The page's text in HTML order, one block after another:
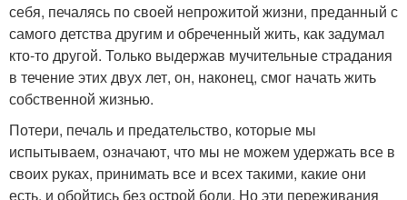
себя, печалясь по своей непрожитой жизни, преданный с
самого детства другим и обреченный жить, как задумал
кто-то другой. Только выдержав мучительные страдания
в течение этих двух лет, он, наконец, смог начать жить
собственной жизнью.
Потери, печаль и предательство, которые мы
испытываем, означают, что мы не можем удержать все в
своих руках, принимать все и всех такими, какие они
есть, и обойтись без острой боли. Но эти переживания